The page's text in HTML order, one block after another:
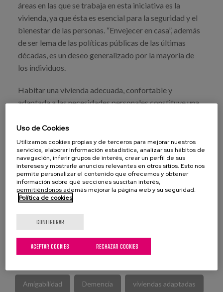
áreas en las que se trabaja en esta iniciativa es la
vivienda, ya que ésta es esencial para la seguridad y el
bienestar de las personas. “Envejecer en casa”, además
de ser lema de las políticas públicas de las últimas
décadas, es un deseo generalizado por la mayoría de
los individuos.
Habitar una vivienda adecuada, confortable y
adaptada a las necesidades personales constituye una
de vida. También para las personas que viven con
demencia y de aquellas que las acompañan en su día a
día.
Amigabilidad Demencia viviendas adaptadas
Uso de Cookies
Utilizamos cookies propias y de terceros para mejorar nuestros
servicios, elaborar información estadística, analizar sus hábitos de
navegación, inferir grupos de interés, crear un perfil de sus
intereses y mostrarle anuncios relevantes en otros sitios. Esto nos
permite personalizar el contenido que ofrecemos y obtener
información sobre qué secciones suscitan interés,
permitiéndonos además mejorar la página web y su seguridad.
Política de cookies
CONFIGURAR
RECHAZAR COOKIES
ACEPTAR COOKIES